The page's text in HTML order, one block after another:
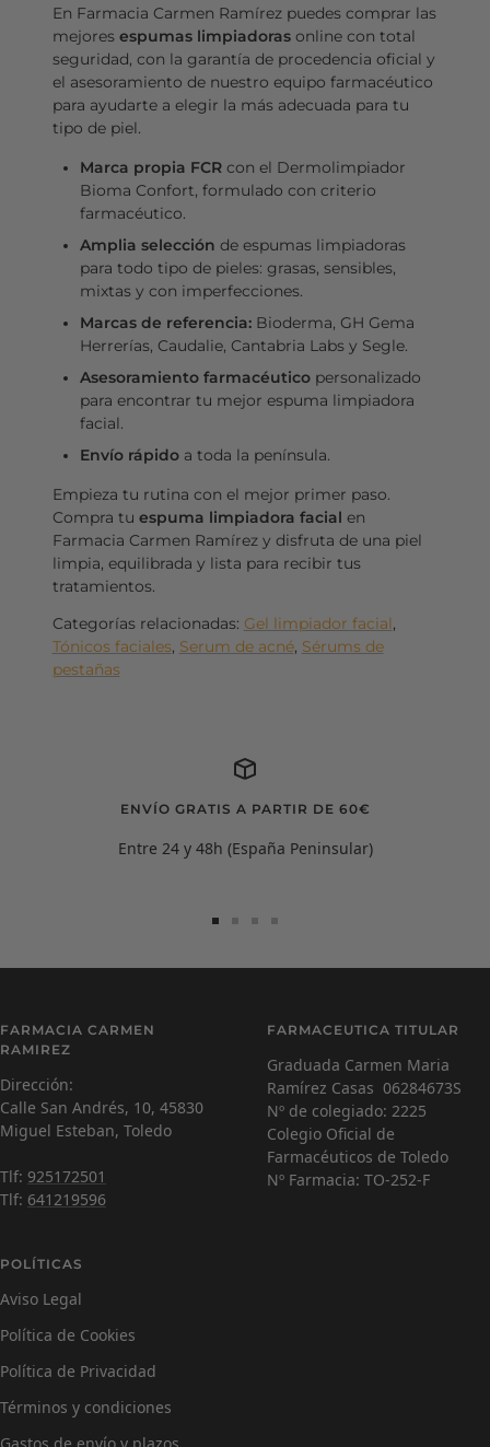
En Farmacia Carmen Ramírez puedes comprar las
mejores espumas limpiadorasonline con total
seguridad, con la garantía de procedencia oficial y
el asesoramiento de nuestro equipo farmacéutico
para ayudarte a elegir la más adecuada para tu
tipo de piel.
Marca propia FCRcon el Dermolimpiador
Bioma Confort, formulado con criterio
farmacéutico.
Amplia selección de espumas limpiadoras
para todo tipo de pieles: grasas, sensibles,
mixtas y con imperfecciones.
Marcas de referencia:Bioderma, GH Gema
Herrerías, Caudalie, Cantabria Labs y Segle.
Asesoramiento farmacéuticopersonalizado
para encontrar tu mejor espuma limpiadora
facial.
Envío rápidoa toda la península.
Empieza tu rutina con el mejor primer paso.
Compra tu espuma limpiadora facial en
Farmacia Carmen Ramírez y disfruta de una piel
limpia, equilibrada y lista para recibir tus
tratamientos.
Categorías relacionadas: Gel limpiador facial,
Tónicos faciales, Serum de acné, Sérums de
pestañas
ENVÍO GRATIS A PARTIR DE 60€
Entre 24 y 48h (España Peninsular)
4
FARMACIA CARMEN
RAMIREZ
Dirección:
Calle San Andrés, 10, 45830
Miguel Esteban, Toledo
Tlf: 925172501
Tlf: 641219596
FARMACEUTICA TITULAR
Graduada Carmen Maria
Ramírez Casas 06284673S
Nº de colegiado: 2225
Colegio Oficial de
Farmacéuticos de Toledo
Nº Farmacia: TO-252-F
POLÍTICAS
Aviso Legal
Política de Cookies
Política de Privacidad
Términos y condiciones
C Farmacéutica Virtual - En línea
¡Hola! Soy Carmen 😊, tu farmacéutica virtual.
¿Cómo estás hoy y en qué puedo ayudarte?